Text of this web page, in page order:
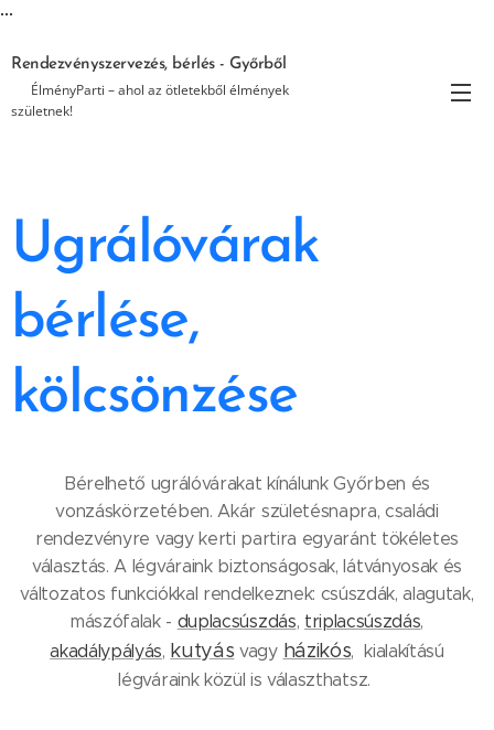
...
Rendezvényszervezés, bérlés - Győrből
🎉 ÉlményParti – ahol az ötletekből élmények
születnek!
Ugrálóvárak
bérlése,
kölcsönzése
Bérelhető ugrálóvárakat kínálunk Győrben és
vonzáskörzetében. Akár születésnapra, családi
rendezvényre vagy kerti partira egyaránt tökéletes
választás. A légváraink biztonságosak, látványosak és
változatos funkciókkal rendelkeznek: csúszdák, alagutak,
mászófalak - duplacsúszdás, triplacsúszdás,
akadálypályás, kutyás vagy házikós, kialakítású
légváraink közül is választhatsz.